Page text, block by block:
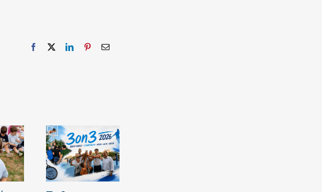
Facebook
X LinkedInPinterestEmail